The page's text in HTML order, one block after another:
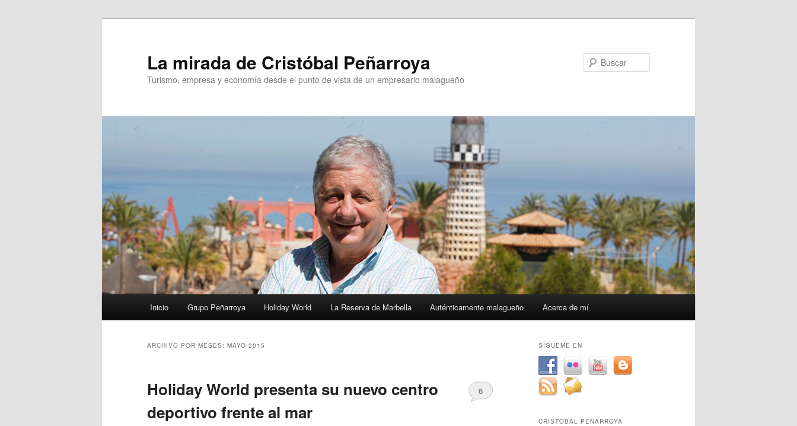
La mirada de Cristóbal Peñarroya
Turismo, empresa y economía desde el punto de vista de un empresario malagueño
Inicio Grupo Peñarroya Holiday World La Reserva de Marbella Auténticamente malagueño Acerca de mí
ARCHIVO POR MESES: MAYO 2015
Holiday World presenta su nuevo centro
deportivo frente al mar
6
SÍGUEME EN
CRISTÓBAL PEÑARROYA